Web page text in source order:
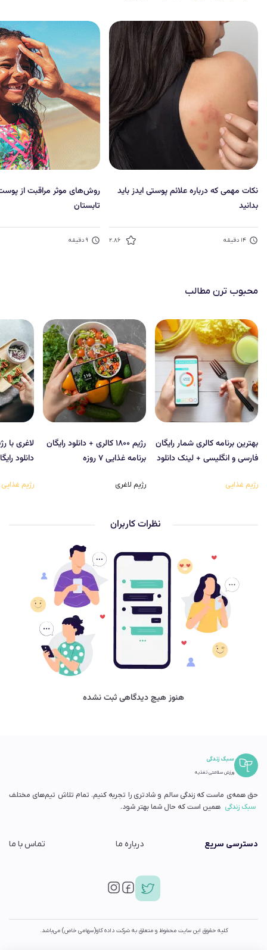
نکات مهمی که درباره علائم پوستی ایدز باید
بدانید
۱۴ دقیقه ۲.۸۶
روش‌های موثر مراقبت از
تابستان
۹ دقیقه
محبوب‌ ترن مطالب
بهترین برنامه کالری شمار رایگان
فارسی و انگلیسی + لینک دانلود
رژیم غذایی
رژیم ۱۸۰۰ کالری + دانلود رایگان
برنامه غذایی ۷ روزه
رژیم لاغری
دانلود
رژیم غذایی
نظرات کاربران
هنوز هیچ دیدگاهی ثبت نشده
سبک زندگی
ورزش سلامتی تغذیه
حق همه‌ی ماست که زندگی سالم و شادتری را تجربه کنیم. تمام تلاش تیم‌های مختلف
سبک زندگی همین است که حال شما بهتر شود.
دسترسی سریع درباره ما تماس با ما
کلیه حقوق این سایت محفوظ و متعلق به شرکت داده کاو(سهامی خاص) می‌باشد.